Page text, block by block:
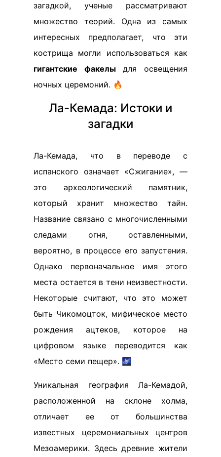
загадкой, ученые рассматривают
множество теорий. Одна из самых
интересных предполагает, что эти
кострища могли использоваться как
гигантские факелыдля освещения
ночных церемоний. 🔥
Ла-Кемада: Истоки и
загадки
Ла-Кемада, что в переводе с
испанского означает «Сжигание», —
это археологический памятник,
который хранит множество тайн.
Название связано с многочисленными
следами огня, оставленными,
вероятно, в процессе его запустения.
Однако первоначальное имя этого
места остается в тени неизвестности.
Некоторые считают, что это может
быть Чикомоцток, мифическое место
рождения ацтеков, которое на
цифровом языке переводится как
«Место семи пещер». 🌌
Уникальная география Ла-Кемадой,
расположенной на склоне холма,
отличает ее от большинства
известных церемониальных центров
Мезоамерики. Здесь древние жители